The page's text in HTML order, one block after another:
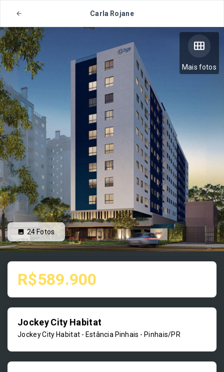
Carla Rojane
Mais fotos
24 Fotos
R$589.900
Jockey City Habitat
Jockey City Habitat - Estância Pinhais - Pinhais/PR